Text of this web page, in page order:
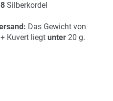
Silberkordel
Das Gewicht von
Kuvert liegt unter 20 g.